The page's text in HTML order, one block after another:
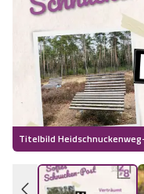
Titelbild